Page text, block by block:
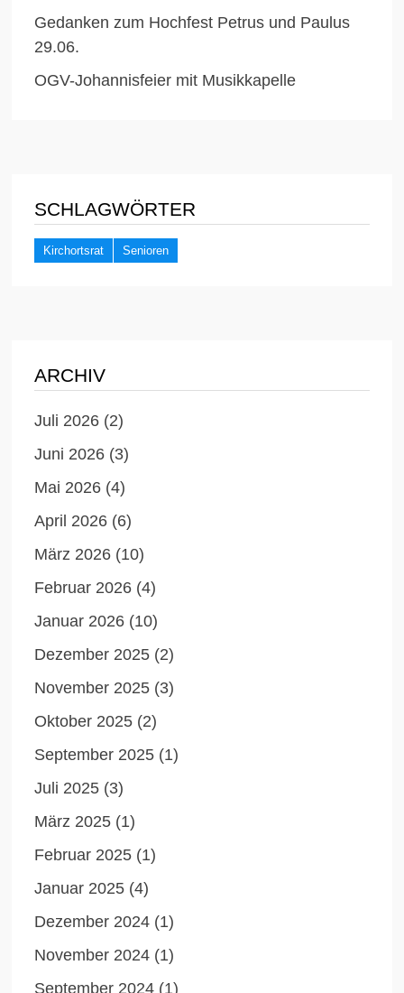
Gedanken zum Hochfest Petrus und Paulus
29.06.
OGV-Johannisfeier mit Musikkapelle
SCHLAGWÖRTER
Kirchortsrat Senioren
ARCHIV
Juli 2026 (2)
Juni 2026 (3)
Mai 2026 (4)
April 2026 (6)
März 2026 (10)
Februar 2026 (4)
Januar 2026 (10)
Dezember 2025 (2)
November 2025 (3)
Oktober 2025 (2)
September 2025 (1)
Juli 2025 (3)
März 2025 (1)
Februar 2025 (1)
Januar 2025 (4)
Dezember 2024 (1)
November 2024 (1)
September 2024 (1)